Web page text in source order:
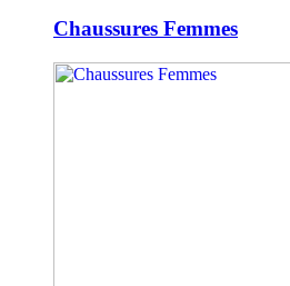
Chaussures Femmes